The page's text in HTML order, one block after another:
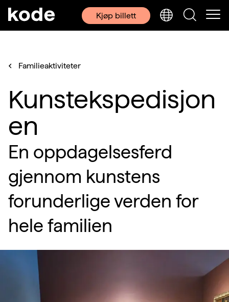
Kjøp billett
Familieaktiviteter
Kunstekspedisjon
en
En oppdagelsesferd
gjennom kunstens
forunderlige verden for
hele familien